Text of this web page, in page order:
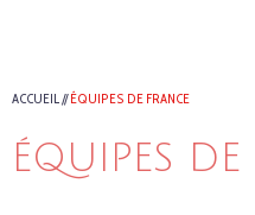
ACCUEIL//ÉQUIPES DE FRANCE
ÉQUIPES